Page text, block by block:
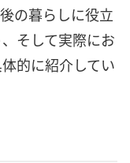
の暮らしに役立
そして実際にお
的に紹介してい